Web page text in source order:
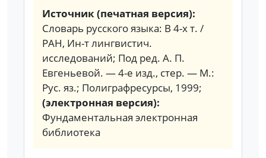
Источник (печатная версия):
Словарь русского языка: В 4-х т. /
РАН, Ин-т лингвистич.
исследований; Под ред. А. П.
Евгеньевой. — 4-е изд., стер. — М.:
Рус. яз.; Полиграфресурсы, 1999;
(электронная версия):
Фундаментальная электронная
библиотека